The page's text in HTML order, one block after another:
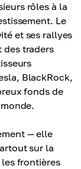
rôles à la
Le
et ses rallyes
des traders
BlackRock,
fonds de
— elle
sur la
les frontières